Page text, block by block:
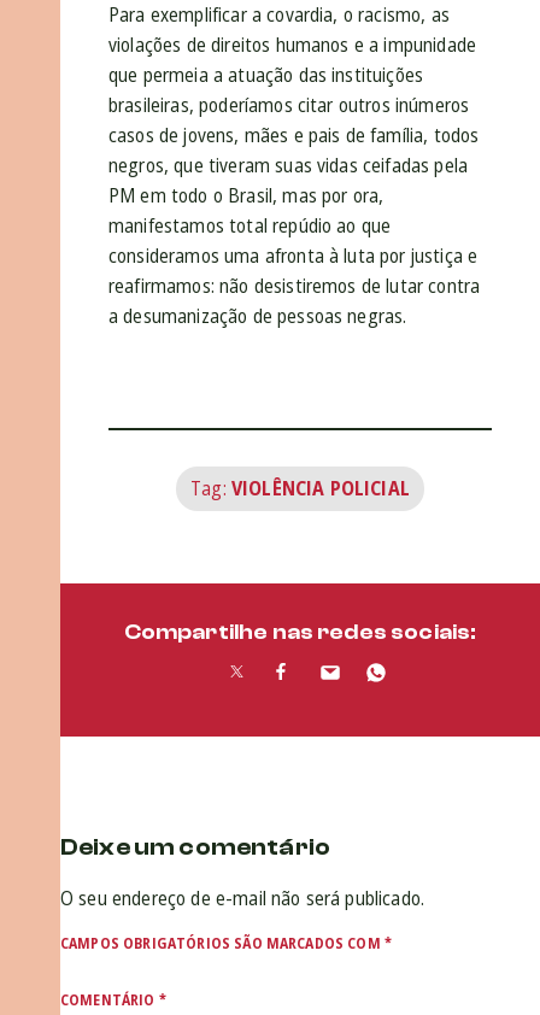
Para exemplificar a covardia, o racismo, as
violações de direitos humanos e a impunidade
que permeia a atuação das instituições
brasileiras, poderíamos citar outros inúmeros
casos de jovens, mães e pais de família, todos
negros, que tiveram suas vidas ceifadas pela
PM em todo o Brasil, mas por ora,
manifestamos total repúdio ao que
consideramos uma afronta à luta por justiça e
reafirmamos: não desistiremos de lutar contra
a desumanização de pessoas negras.
Tag: VIOLÊNCIA POLICIAL
Compartilhe nas redes sociais:
Deixe um comentário
O seu endereço de e-mail não será publicado.
CAMPOS OBRIGATÓRIOS SÃO MARCADOS COM *
COMENTÁRIO *